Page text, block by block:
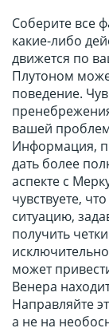
Соберите все
какие-либо
движется по
Плутоном
поведение.
вашей
Информация,
дать более
аспекте с
чувствуете,
ситуацию,
получить
может
Венера
Направляйте
а не на